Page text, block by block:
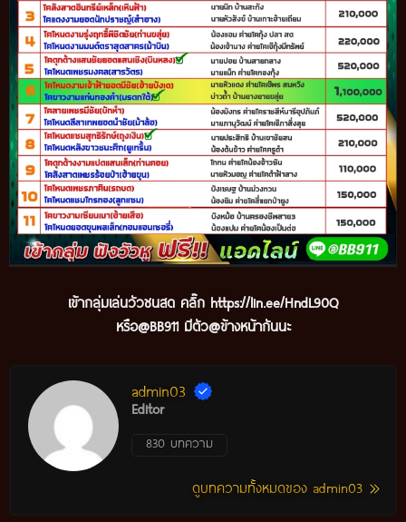
เข้ากลุ่มเล่นวัวชนสด คลิ๊ก https://lin.ee/HndL90Q
หรือ@BB911 มีตัว@ข้างหน้ากันนะ
admin03
Editor
830 บทความ
ดูบทความทั้งหมดของ admin03